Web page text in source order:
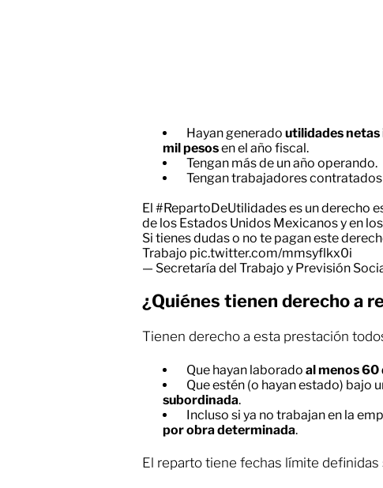
Hayan generado utilidades netas
mil pesosen el año fiscal.
Tengan más de un año operando.
Tengan trabajadores
El #RepartoDeUtilidadeses un derecho
de los Estados Unidos Mexicanos y en
Si tienes dudas o no te pagan este
Trabajo pic.twitter.com/mmsyflkx0i
— Secretaría del Trabajo y Previsión
¿Quiénes tienen derecho a
Tienen derecho a esta prestación
Que hayan laborado al menos 60
Que estén (o hayan estado) bajo
subordinada.
Incluso si ya no trabajan en la
por obra determinada.
El reparto tiene fechas límite